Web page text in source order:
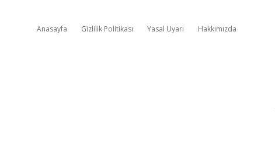
Anasayfa Gizlilik Politikası Yasal Uyarı Hakkımızda